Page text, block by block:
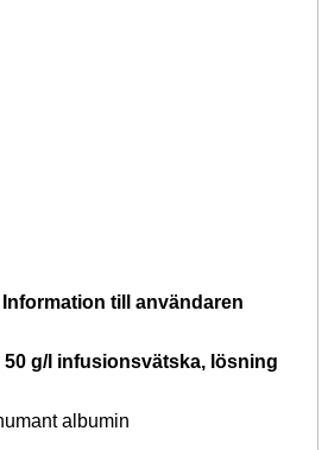
till användaren
g/l infusionsvätska, lösning
albumin